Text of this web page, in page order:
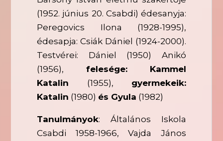
(1952. június 20. Csabdi) édesanyja:
Peregovics Ilona (1928-1995),
édesapja: Csiák Dániel (1924-2000).
Testvérei: Dániel (1950) Anikó
(1956), felesége: Kammel
Katalin (1955), gyermekeik:
Katalin (1980) és Gyula (1982)
Tanulmányok: Általános Iskola
Csabdi 1958-1966, Vajda János